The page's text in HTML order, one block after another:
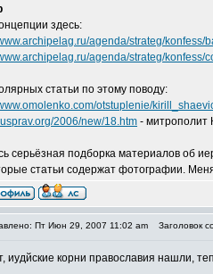
здесь:
agenda/strateg/konfess/
agenda/strateg/konfess/
статьи по этому поводу:
otstuplenie/
2006/new/18.htm - митрополит
серьёзная подборка материалов об
статьи содержат фотографии.
Пт Июн 29, 2007 11:02 am Заголовок
иудйские корни православия нашли,